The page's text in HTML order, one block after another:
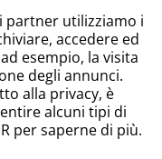
partner utilizziamo i
accedere ed
esempio, la visita
degli annunci.
alla privacy, è
alcuni tipi di
per saperne di più.